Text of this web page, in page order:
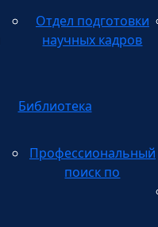
Отдел подготовки
научных кадров
Библиотека
Профессиональный
поиск по
Электронному